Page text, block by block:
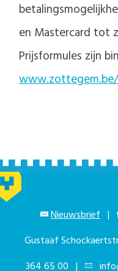
en Mastercard tot
Prijsformules zijn
Nieuwsbrief |
Gustaaf
364 65 00 |